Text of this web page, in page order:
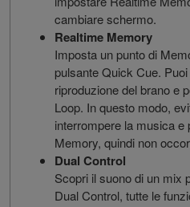
cambiare schermo.
Realtime Memory
Imposta un punto di
pulsante Quick Cue.
riproduzione del brano e
Loop. In questo modo,
interrompere la musica e
Memory, quindi non
Dual Control
Scopri il suono di un mix
Dual Control, tutte le